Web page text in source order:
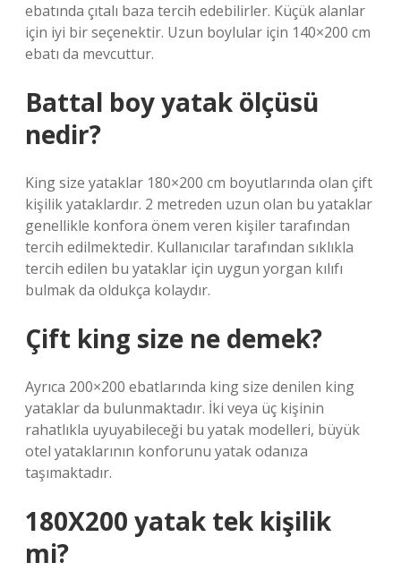
ebatında çıtalı baza tercih edebilirler. Küçük alanlar
için iyi bir seçenektir. Uzun boylular için 140×200 cm
ebatı da mevcuttur.
Battal boy yatak ölçüsü
nedir?
King size yataklar 180×200 cm boyutlarında olan çift
kişilik yataklardır. 2 metreden uzun olan bu yataklar
genellikle konfora önem veren kişiler tarafından
tercih edilmektedir. Kullanıcılar tarafından sıklıkla
tercih edilen bu yataklar için uygun yorgan kılıfı
bulmak da oldukça kolaydır.
Çift king size ne demek?
Ayrıca 200×200 ebatlarında king size denilen king
yataklar da bulunmaktadır. İki veya üç kişinin
rahatlıkla uyuyabileceği bu yatak modelleri, büyük
otel yataklarının konforunu yatak odanıza
taşımaktadır.
180X200 yatak tek kişilik
mi?